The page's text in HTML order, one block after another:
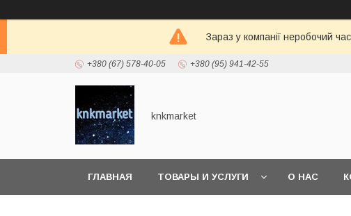
Зараз у компанії неробочий
+380 (67) 578-40-05 +380 (95) 941-42-55
knkmarket
ГЛАВНАЯ ТОВАРЫ И УСЛУГИ О НАС